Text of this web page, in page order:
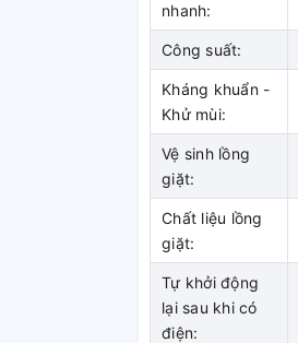
nhanh:
Công suất:
Kháng khuẩn -
Khử mùi:
Vệ sinh lồng
giặt:
Chất liệu lồng
giặt:
Tự khởi động
lại sau khi có
điện: